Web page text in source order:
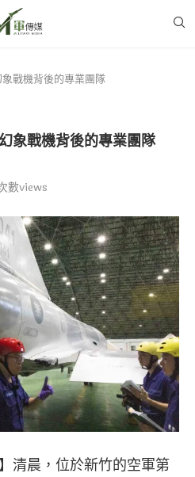
戰機背後的專業團隊
象戰機背後的專業團隊
數views
清晨，位於新竹的空軍第